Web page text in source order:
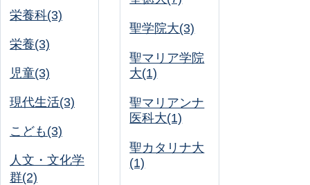
栄養科(3)
栄養(3)
児童(3)
現代生活(3)
こども(3)
人文・文化学
群(2)
聖学院大(3)
聖マリア学院
大(1)
聖マリアンナ
医科大(1)
聖カタリナ大
(1)